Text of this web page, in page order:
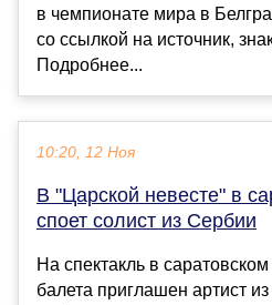
в чемпионате мира в
со ссылкой на источник,
Подробнее...
10:20, 12 Ноя
В "Царской невесте" в
споет солист из Сербии
На спектакль в
балета приглашен артист